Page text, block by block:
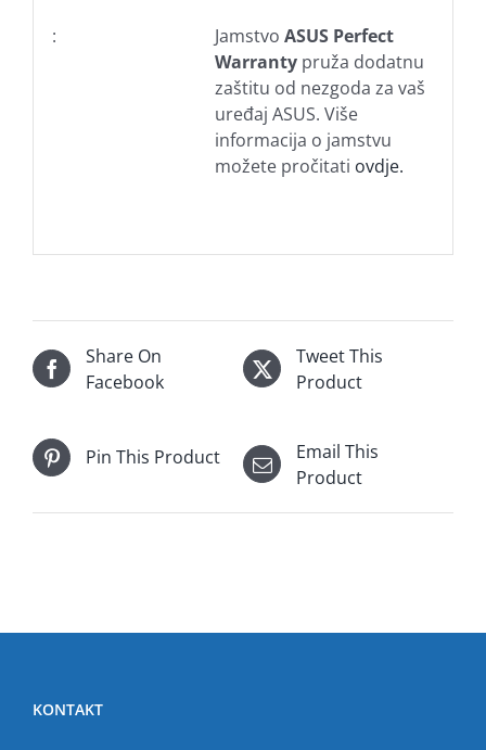
: Jamstvo ASUS Perfect
Warrantypruža dodatnu
zaštitu od nezgoda za vaš
uređaj ASUS. Više
informacija o jamstvu
možete pročitati ovdje.
Share On
Facebook
Tweet This
Product
Pin This Product
Email This
Product
KONTAKT